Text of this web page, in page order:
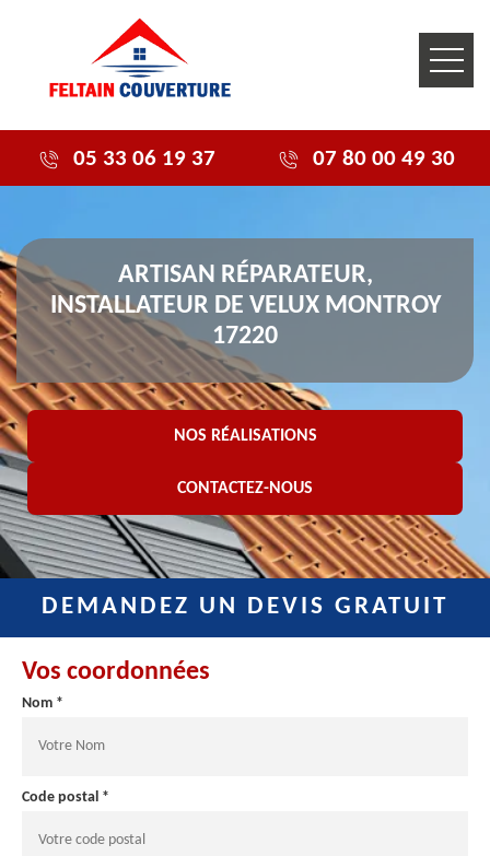
05 33 06 19 37 07 80 00 49 30
ARTISAN RÉPARATEUR,
INSTALLATEUR DE VELUX MONTROY
17220
NOS RÉALISATIONS
CONTACTEZ-NOUS
DEMANDEZ UN DEVIS GRATUIT
Vos coordonnées
Nom *
Code postal *